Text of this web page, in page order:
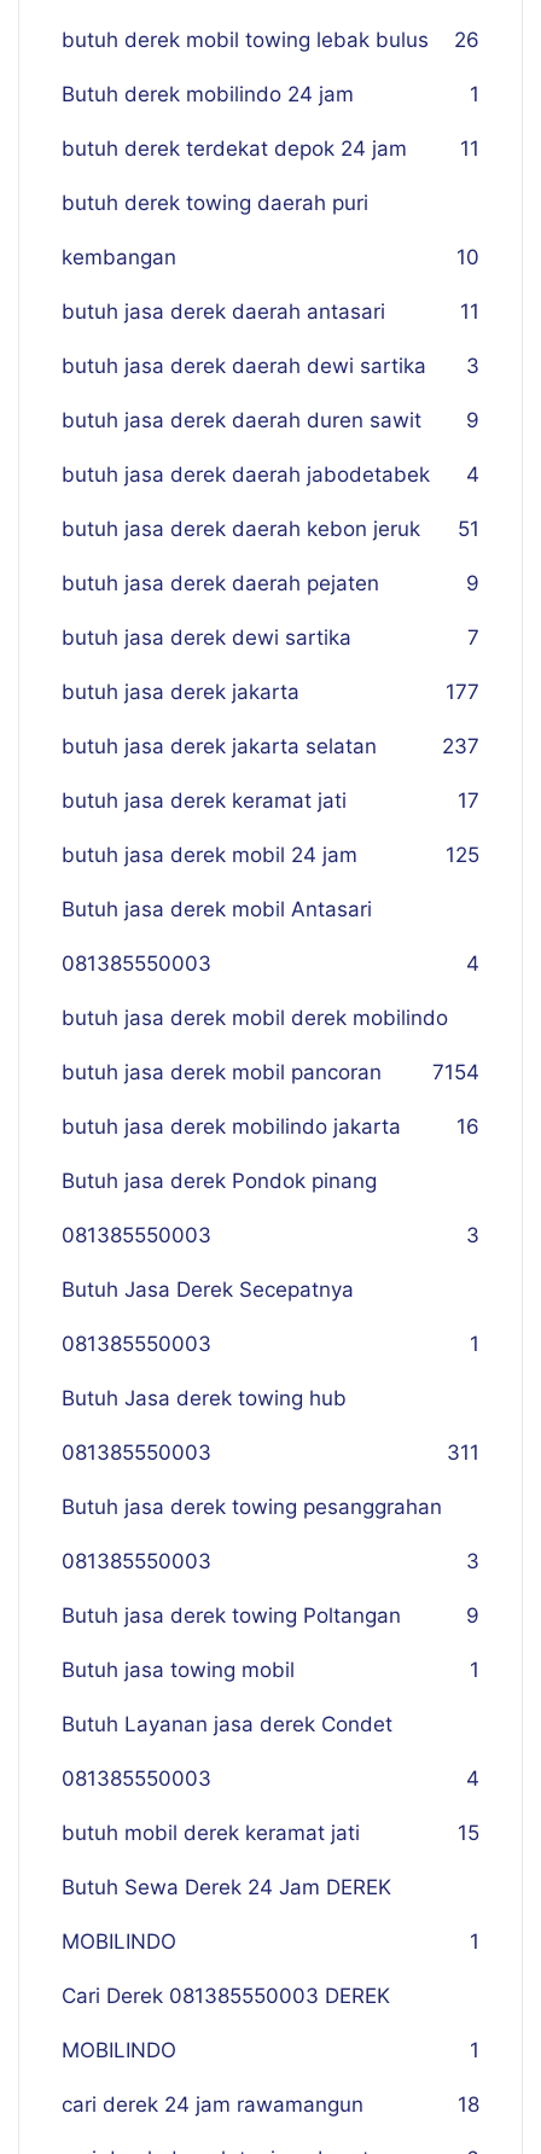
butuh derek mobil towing lebak bulus 26
Butuh derek mobilindo 24 jam 1
butuh derek terdekat depok 24 jam 11
butuh derek towing daerah puri
kembangan 10
butuh jasa derek daerah antasari 11
butuh jasa derek daerah dewi sartika 3
butuh jasa derek daerah duren sawit 9
butuh jasa derek daerah jabodetabek 4
butuh jasa derek daerah kebon jeruk 51
butuh jasa derek daerah pejaten 9
butuh jasa derek dewi sartika 7
butuh jasa derek jakarta 177
butuh jasa derek jakarta selatan 237
butuh jasa derek keramat jati 17
butuh jasa derek mobil 24 jam 125
Butuh jasa derek mobil Antasari
081385550003 4
butuh jasa derek mobil derek mobilindo
154
butuh jasa derek mobil pancoran 7
butuh jasa derek mobilindo jakarta 16
Butuh jasa derek Pondok pinang
081385550003 3
Butuh Jasa Derek Secepatnya
081385550003 1
Butuh Jasa derek towing hub
081385550003 311
Butuh jasa derek towing pesanggrahan
081385550003 3
Butuh jasa derek towing Poltangan 9
Butuh jasa towing mobil 1
Butuh Layanan jasa derek Condet
081385550003 4
butuh mobil derek keramat jati 15
Butuh Sewa Derek 24 Jam DEREK
MOBILINDO 1
Cari Derek 081385550003 DEREK
MOBILINDO 1
cari derek 24 jam rawamangun 18